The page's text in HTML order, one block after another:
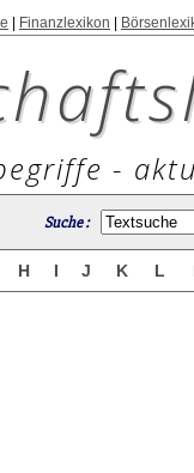
Finanzlexikon
-
Suche :
H I J K L